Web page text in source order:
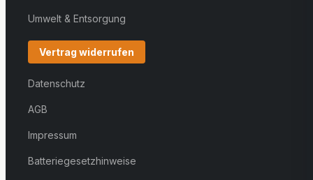
Umwelt & Entsorgung
Vertrag widerrufen
Datenschutz
AGB
Impressum
Batteriegesetzhinweise